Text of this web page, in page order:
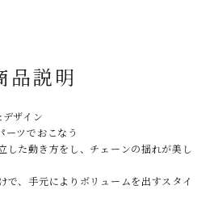
品説明
ザイン
ーツでおこなう
した動き方をし、チェーンの揺れが美し
で、手元によりボリュームを出すスタイ